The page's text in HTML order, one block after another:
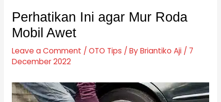
Perhatikan Ini agar Mur Roda
Mobil Awet
Leave a Comment /OTO Tips / ByBriantiko Aji / 7
December 2022